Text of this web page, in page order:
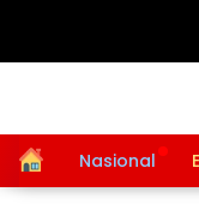
HomeNasional